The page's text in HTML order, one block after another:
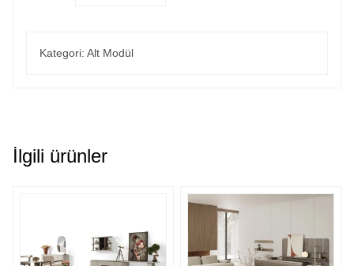
Kategori: Alt Modül
İlgili ürünler